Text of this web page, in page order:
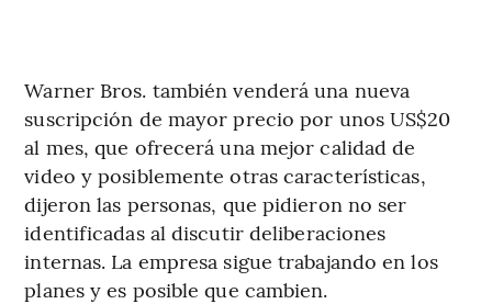
Warner Bros. también venderá una nueva
suscripción de mayor precio por unos US$20
al mes, que ofrecerá una mejor calidad de
video y posiblemente otras características,
dijeron las personas, que pidieron no ser
identificadas al discutir deliberaciones
internas. La empresa sigue trabajando en los
planes y es posible que cambien.